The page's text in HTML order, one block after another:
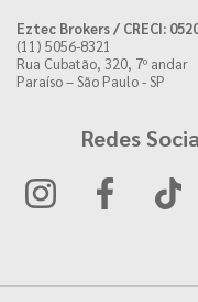
Eztec Brokers / CRECI:
(11) 5056-8321
Rua Cubatão, 320, 7º andar
Paraíso – São Paulo - SP
Redes